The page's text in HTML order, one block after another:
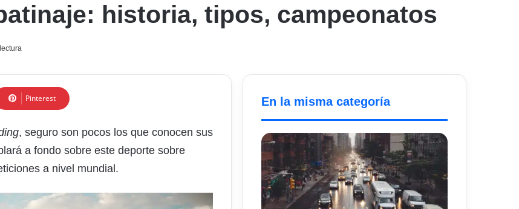
historia, tipos, campeonatos
Pinterest
, seguro son pocos los que conocen sus
a fondo sobre este deporte sobre
a nivel mundial.
En la misma categoría